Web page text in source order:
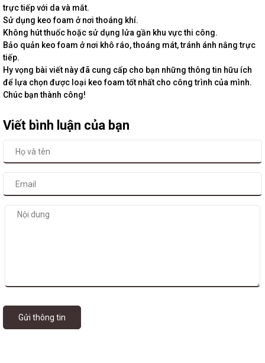
trực tiếp với da và mắt.
Sử dụng keo foam ở nơi thoáng khí.
Không hút thuốc hoặc sử dụng lửa gần khu vực thi công.
Bảo quản keo foam ở nơi khô ráo, thoáng mát, tránh ánh nắng trực
tiếp.
Hy vọng bài viết này đã cung cấp cho bạn những thông tin hữu ích
để lựa chọn được loại keo foam tốt nhất cho công trình của mình.
Chúc bạn thành công!
Viết bình luận của bạn
Gửi thông tin